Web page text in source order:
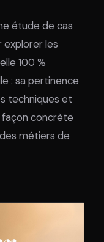
étude de cas
explorer les
100 %
: sa pertinence
techniques et
façon concrète
métiers de